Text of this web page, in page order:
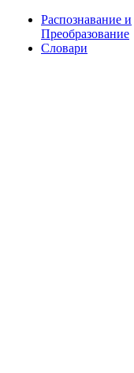
Распознавание и
Преобразование
Словари